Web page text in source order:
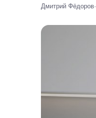
Дмитрий Фёдоров·